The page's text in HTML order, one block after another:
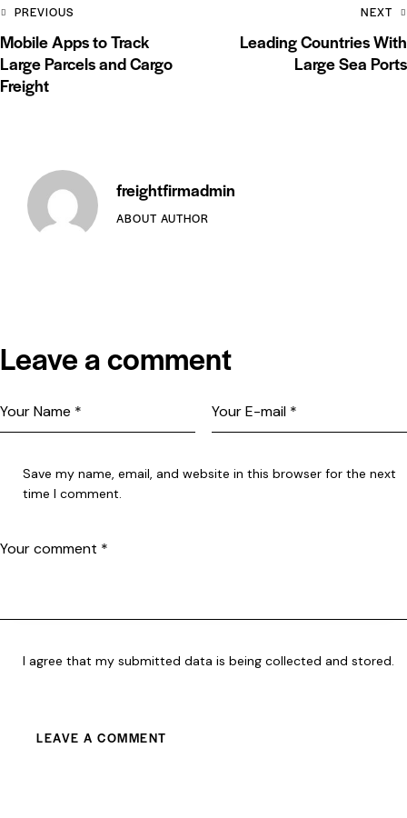
PREVIOUS
Mobile Apps to Track
Large Parcels and Cargo
Freight
NEXT
Leading Countries With
Large Sea Ports
freightfirmadmin
ABOUT AUTHOR
Leave a comment
Save my name, email, and website in this browser for the next
time I comment.
I agree that my submitted data is being collected and stored.